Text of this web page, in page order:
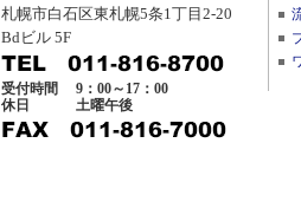
札幌市白石区東札幌5条1丁目2-20
Bdビル 5F
受付時間
9：00～17：00
休日
土曜午後